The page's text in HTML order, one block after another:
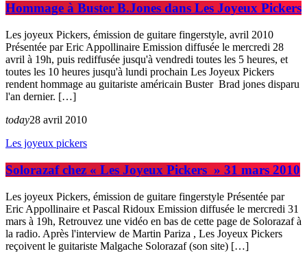
Hommage à Buster B.Jones dans Les Joyeux Pickers
Les joyeux Pickers, émission de guitare fingerstyle, avril 2010
Présentée par Eric Appollinaire Emission diffusée le mercredi 28
avril à 19h, puis rediffusée jusqu'à vendredi toutes les 5 heures, et
toutes les 10 heures jusqu'à lundi prochain Les Joyeux Pickers
rendent hommage au guitariste américain Buster Brad jones disparu
l'an dernier. […]
today28 avril 2010
Les joyeux pickers
Solorazaf chez « Les Joyeux Pickers » 31 mars 2010
Les joyeux Pickers, émission de guitare fingerstyle Présentée par
Eric Appollinaire et Pascal Ridoux Emission diffusée le mercredi 31
mars à 19h, Retrouvez une vidéo en bas de cette page de Solorazaf à
la radio. Après l'interview de Martin Pariza , Les Joyeux Pickers
reçoivent le guitariste Malgache Solorazaf (son site) […]